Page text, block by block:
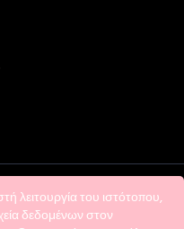
λειτουργία του ιστότοπου,
δεδομένων στον